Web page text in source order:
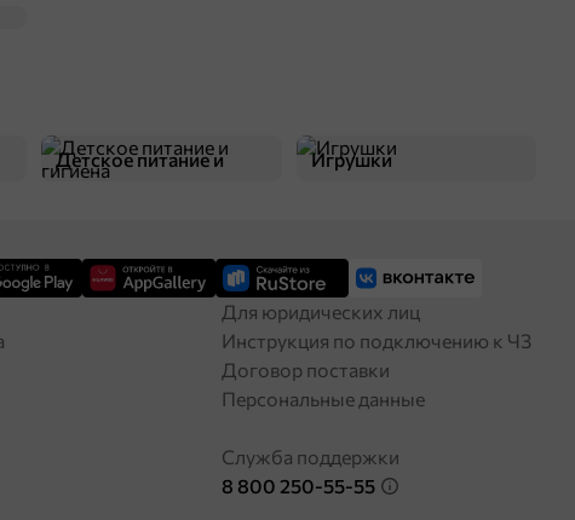
Детское питание и
Игрушки
Для юридических лиц
Инструкция по подключению к ЧЗ
Договор поставки
Персональные данные
Служба поддержки
8 800 250-55-55